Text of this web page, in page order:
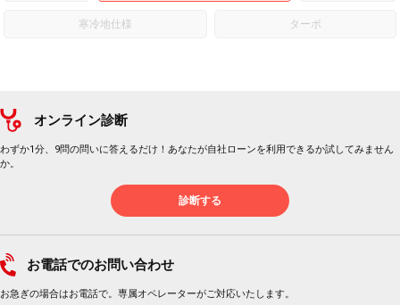
寒冷地仕様 ターボ
オンライン診断
わずか1分、9問の問いに答えるだけ！あなたが自社ローンを利用できるか試してみません
か。
診断する
お電話でのお問い合わせ
お急ぎの場合はお電話で。専属オペレーターがご対応いたします。